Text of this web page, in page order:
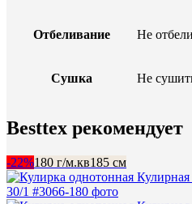
Отбеливание Не
Сушка Не
Besttex рекомендует
-22%180 г/м.кв185 см